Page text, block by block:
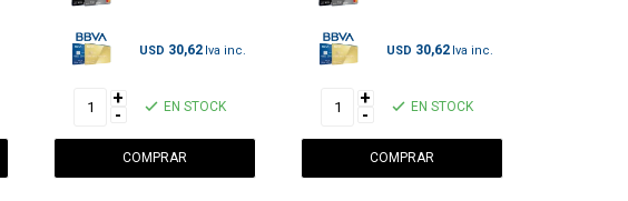
USD 30,62
+
- EN STOCK
USD 30,62
+
- EN STOCK